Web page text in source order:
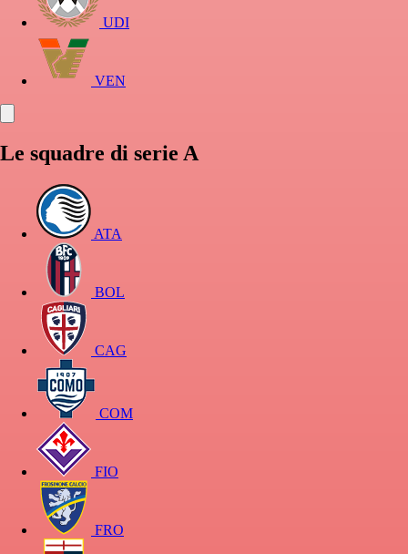
UDI
VEN
Le squadre di serie A
ATA
BOL
CAG
COM
FIO
FRO